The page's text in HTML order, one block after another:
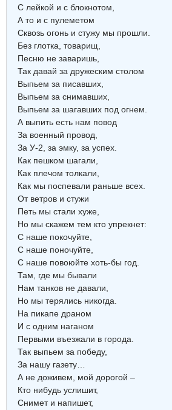
С лейкой и с блокнотом,
А то и с пулеметом
Сквозь огонь и стужу мы прошли.
Без глотка, товарищ,
Песню не заваришь,
Так давай за дружеским столом
Выпьем за писавших,
Выпьем за снимавших,
Выпьем за шагавших под огнем.
А выпить есть нам повод
За военный провод,
За У-2, за эмку, за успех.
Как пешком шагали,
Как плечом толкали,
Как мы поспевали раньше всех.
От ветров и стужи
Петь мы стали хуже,
Но мы скажем тем кто упрекнет:
С наше покочуйте,
С наше поночуйте,
С наше повоюйте хоть-бы год.
Там, где мы бывали
Нам танков не давали,
Но мы терялись никогда.
На пикапе драном
И с одним наганом
Первыми въезжали в города.
Так выпьем за победу,
За нашу газету…
А не доживем, мой дорогой –
Кто нибудь услишит,
Снимет и напишет,